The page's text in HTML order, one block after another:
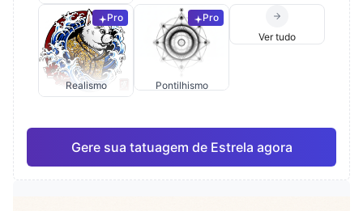
Pro
Realismo
Pro
Pontilhismo
Ver tudo
Gere sua tatuagem de Estrela agora